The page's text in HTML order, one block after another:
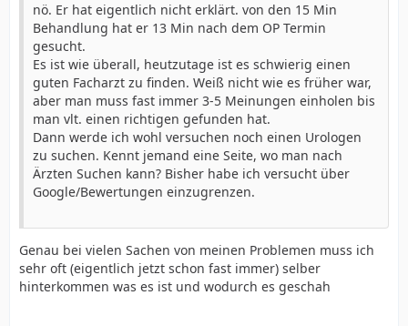
nö. Er hat eigentlich nicht erklärt. von den 15 Min
Behandlung hat er 13 Min nach dem OP Termin
gesucht.
Es ist wie überall, heutzutage ist es schwierig einen
guten Facharzt zu finden. Weiß nicht wie es früher war,
aber man muss fast immer 3-5 Meinungen einholen bis
man vlt. einen richtigen gefunden hat.
Dann werde ich wohl versuchen noch einen Urologen
zu suchen. Kennt jemand eine Seite, wo man nach
Ärzten Suchen kann? Bisher habe ich versucht über
Google/Bewertungen einzugrenzen.
Genau bei vielen Sachen von meinen Problemen muss ich
sehr oft (eigentlich jetzt schon fast immer) selber
hinterkommen was es ist und wodurch es geschah